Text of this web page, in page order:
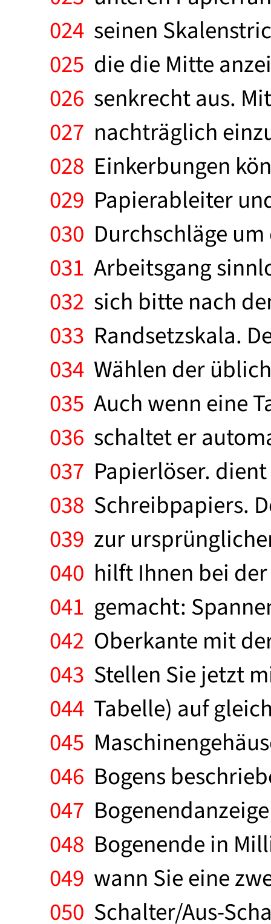
024 seinen
025 die die Mitte
026 senkrecht aus.
027 nachträglich
028 Einkerbungen
029 Papierableiter
030 Durchschläge
031 Arbeitsgang
032 sich bitte nach
033 Randsetzskala.
034 Wählen der
035 Auch wenn eine
036 schaltet er
037 Papierlöser.
038 Schreibpapiers.
039 zur
040 hilft Ihnen bei
041 gemacht:
042 Oberkante mit
043 Stellen Sie jetzt
044 Tabelle) auf
045
046 Bogens
047
048 Bogenende in
049 wann Sie eine
050 Schalter/Aus-